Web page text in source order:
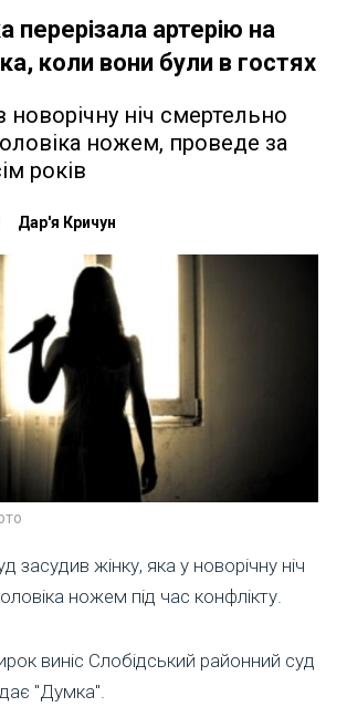
перерізала артерію на
коли вони були в гостях
новорічну ніч смертельно
ножем, проведе за
років
Дар'я Кричун
засудив жінку, яка у новорічну ніч
ножем під час конфлікту.
виніс Слобідський районний суд
"Думка".